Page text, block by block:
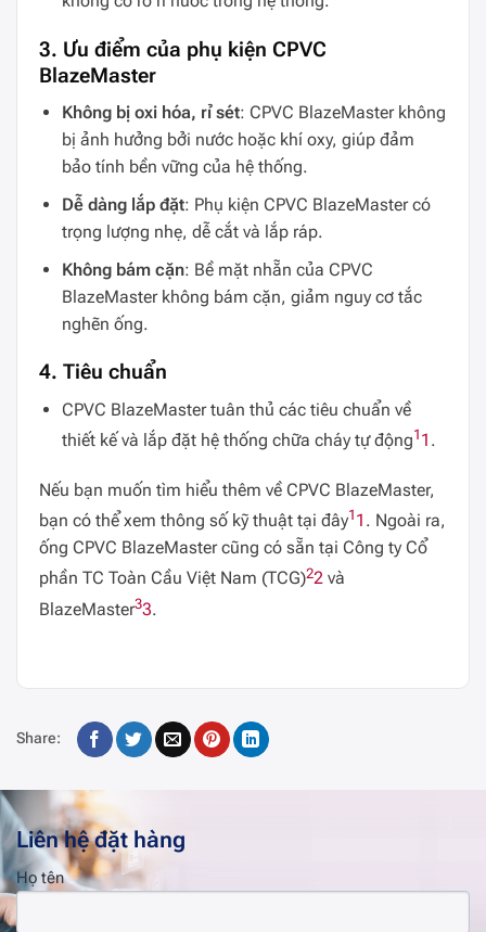
3. Ưu điểm của phụ kiện CPVC
BlazeMaster
Không bị oxi hóa, rỉ sét: CPVC BlazeMaster không
bị ảnh hưởng bởi nước hoặc khí oxy, giúp đảm
bảo tính bền vững của hệ thống.
Dễ dàng lắp đặt: Phụ kiện CPVC BlazeMaster có
trọng lượng nhẹ, dễ cắt và lắp ráp.
Không bám cặn: Bề mặt nhẵn của CPVC
BlazeMaster không bám cặn, giảm nguy cơ tắc
nghẽn ống.
4. Tiêu chuẩn
CPVC BlazeMaster tuân thủ các tiêu chuẩn về
thiết kế và lắp đặt hệ thống chữa cháy tự động1 1 .
Nếu bạn muốn tìm hiểu thêm về CPVC BlazeMaster,
bạn có thể xem thông số kỹ thuật tại đây1 1 . Ngoài ra,
ống CPVC BlazeMaster cũng có sẵn tại Công ty Cổ
phần TC Toàn Cầu Việt Nam (TCG)22 và
BlazeMaster33.
Share:
Liên hệ đặt hàng
Họ tên